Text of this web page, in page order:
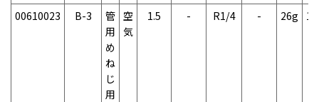
00610023 B-3
管
用
め
ね
じ
用
空
気
1.5 - R1/4 - 26g